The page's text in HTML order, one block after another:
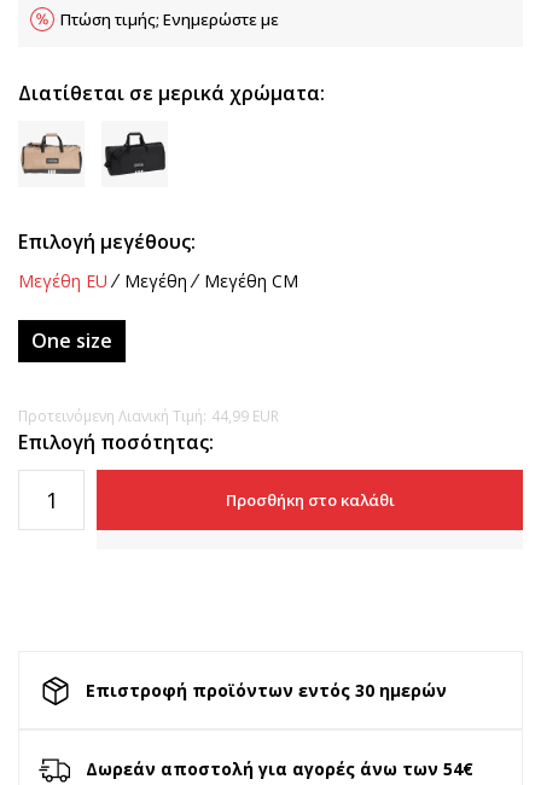
Πτώση τιμής; Ενημερώστε με
Διατίθεται σε μερικά χρώματα:
Επιλογή μεγέθους:
Μεγέθη EU Μεγέθη Μεγέθη CM
One size
Προτεινόμενη Λιανική Τιμή: 44,99 EUR
Επιλογή ποσότητας:
Προσθήκη στο καλάθι
Επιστροφή προϊόντων εντός 30 ημερών
Δωρεάν αποστολή για αγορές άνω των 54€